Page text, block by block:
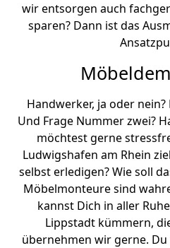
wir entsorgen auch
sparen? Dann ist das
Handwerker, ja oder
Und Frage Nummer zwei?
möchtest gerne
Ludwigshafen am Rhein
selbst erledigen? Wie soll
Möbelmonteure sind
kannst Dich in aller
Lippstadt kümmern,
übernehmen wir gerne.